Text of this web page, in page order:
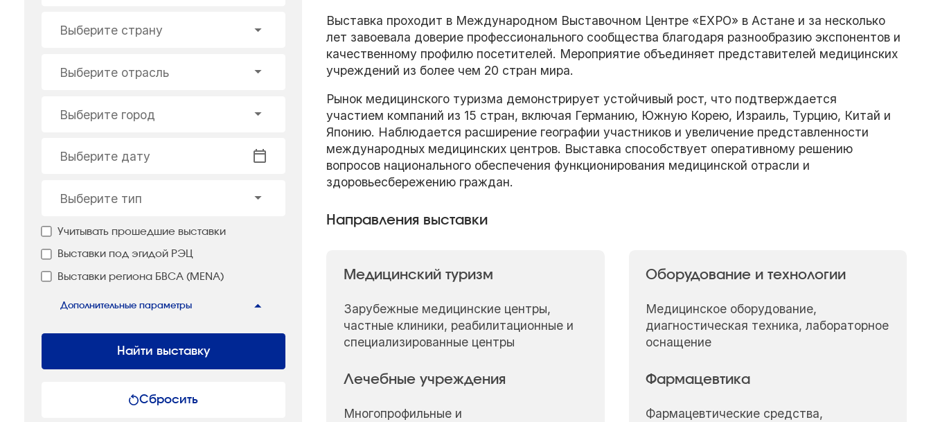
Выберите страну
Выберите отрасль
Выберите город
Выберите дату
Выберите тип
Учитывать прошедшие выставки
Выставки под эгидой РЭЦ
Выставки региона БВСА (MENA)
Дополнительные параметры
Найти выставку
Сбросить
Выставка проходит в Международном Выставочном Центре «EXPO» в Астане и за несколько
лет завоевала доверие профессионального сообщества благодаря разнообразию экспонентов и
качественному профилю посетителей. Мероприятие объединяет представителей медицинских
учреждений из более чем 20 стран мира.
Рынок медицинского туризма демонстрирует устойчивый рост, что подтверждается
участием компаний из 15 стран, включая Германию, Южную Корею, Израиль, Турцию, Китай и
Японию. Наблюдается расширение географии участников и увеличение представленности
международных медицинских центров. Выставка способствует оперативному решению
вопросов национального обеспечения функционирования медицинской отрасли и
здоровьесбережению граждан.
Направления выставки
Медицинский туризм
Зарубежные медицинские центры,
частные клиники, реабилитационные и
специализированные центры
Лечебные учреждения
Многопрофильные и
Оборудование и технологии
Медицинское оборудование,
диагностическая техника, лабораторное
оснащение
Фармацевтика
Фармацевтические средства,